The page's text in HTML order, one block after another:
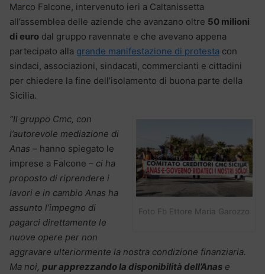
Marco Falcone, intervenuto ieri a Caltanissetta
all’assemblea delle aziende che avanzano oltre 50 milioni
di euro dal gruppo ravennate e che avevano appena
partecipato alla grande manifestazione di protesta con
sindaci, associazioni, sindacati, commercianti e cittadini
per chiedere la fine dell’isolamento di buona parte della
Sicilia.
Foto Fb Ettore Maria Garozzo
“Il gruppo Cmc, con
l’autorevole mediazione di
Anas – hanno spiegato le
imprese a Falcone – ci ha
proposto di riprendere i
lavori e in cambio Anas ha
assunto l’impegno di
pagarci direttamente le
nuove opere per non
aggravare ulteriormente la nostra condizione finanziaria.
Ma noi, pur apprezzando la disponibilità dell’Anas e